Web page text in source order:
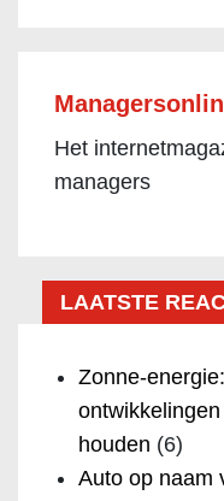
Het
managers
LAATSTE
Zonne-
houden (6)
Auto op naam